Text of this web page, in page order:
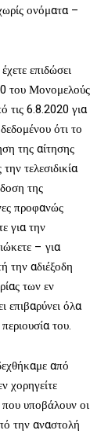
ονόματα –
επιδώσει
του Μονομελούς
τις 6.8.2020 για
ότι το
της αίτησης
τελεσιδικία
της
προφανώς
για την
– για
την αδιέξοδη
των εν
επιβαρύνει όλα
του.
από
χορηγείτε
που υποβάλουν οι
την αναστολή